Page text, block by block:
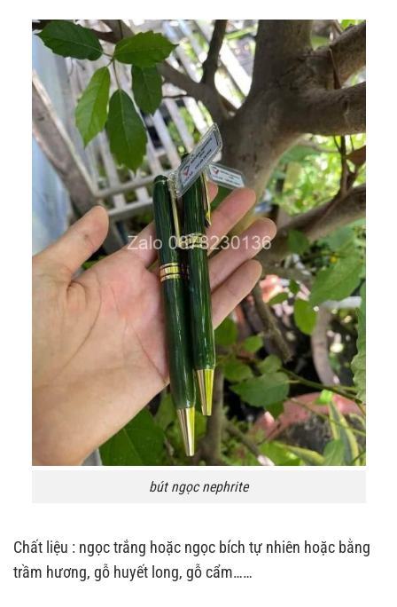
bút ngọc nephrite
Chất liệu : ngọc trắng hoặc ngọc bích tự nhiên hoặc bằng
trầm hương, gỗ huyết long, gỗ cẩm……